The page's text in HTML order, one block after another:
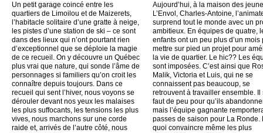
Un petit garage coincé entre les
quartiers de Limoilou et de Maizerets,
l’habitacle solitaire d’une gratte à neige,
les pistes d’une station de ski – ce sont
dans des lieux qui n’ont pourtant rien
d’exceptionnel que se déploie la magie
de ce recueil. On y découvre un Québec
plus vrai que nature, qui sonde l’âme de
personnages si familiers qu’on croit les
connaître depuis toujours. Dans ce
recueil qui sent l’hiver, nous voyons se
dérouler devant nos yeux les malaises
les plus suffocants, les tensions les plus
vives, nous marchons sur une corde
raide et, arrivés de l’autre côté, nous
Aujourd’hui, à la maison des
L’Envol, Charles-Antoine,
surprend tout le monde avec un
ambitieux. En équipes de quatre,
enfants ont un peu plus d’un mois
mettre sur pied un projet pour
la vie de quartier. Le hic?? Les
sont imposées. C’est ainsi que
Malik, Victoria et Luis, qui ne se
connaissent pas beaucoup, se
retrouvent à travailler ensemble. Il
faut de peu pour qu’ils
mais l’équipe gagnante
passes de saison pour La Ronde.
quoi convaincre même les plus